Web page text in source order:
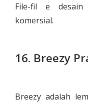
File-fil e
komersial.
16. Breezy
Breezy adalah